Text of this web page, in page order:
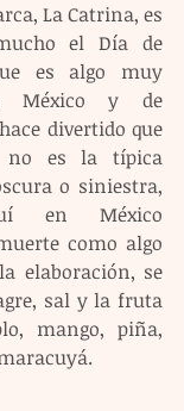
La Catrina, es
el Día de
es algo muy
México y de
divertido que
no es la típica
o siniestra,
en México
como algo
elaboración, se
sal y la fruta
mango, piña,